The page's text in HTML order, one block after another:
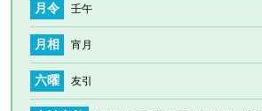
月令 壬午
月相 宵月
六曜 友引